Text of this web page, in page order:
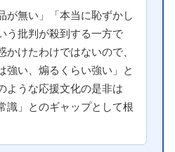
が無い」「本当に恥ずかし
う批判が殺到する一方で
かけたわけではないので、
強い、煽るくらい強い」と
ような応援文化の是非は
識」とのギャップとして根